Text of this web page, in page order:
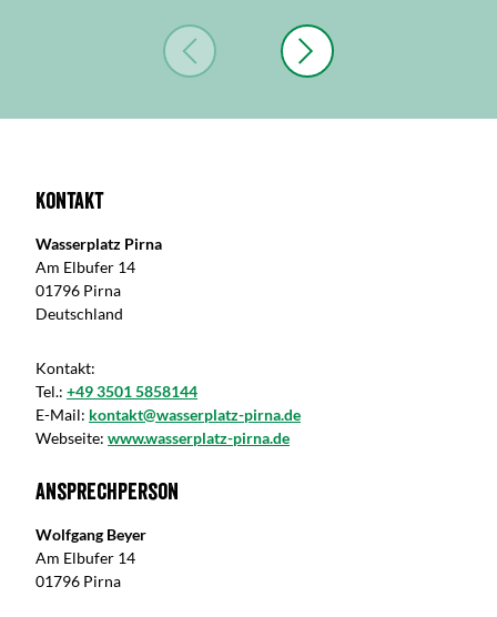
Kontakt
Wasserplatz Pirna
Am Elbufer 14
01796 Pirna
Deutschland
Kontakt:
Tel.: +49 3501 5858144
E-Mail: kontakt@wasserplatz-pirna.de
Webseite: www.wasserplatz-pirna.de
Ansprechperson
Wolfgang Beyer
Am Elbufer 14
01796 Pirna